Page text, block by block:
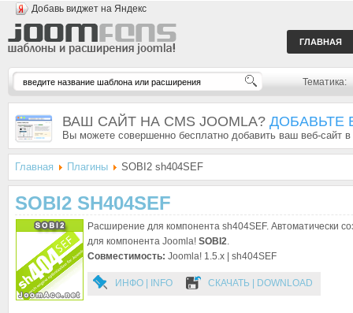
Добавь виджет на Яндекс
ГЛАВНАЯ
Тематика:
ВАШ САЙТ НА CMS JOOMLA? ДОБАВЬТЕ
Вы можете совершенно бесплатно добавить ваш веб-сайт
Главная Плагины SOBI2 sh404SEF
SOBI2 SH404SEF
Расширение для компонента sh404SEF. Автоматически
для компонента Joomla! SOBI2.
Совместимость: Joomla! 1.5.x | sh404SEF
ИНФО | INFO СКАЧАТЬ | DOWNLOAD